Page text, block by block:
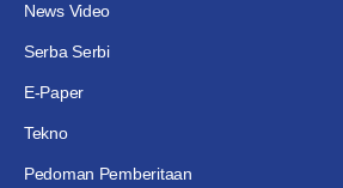
News Video
Serba Serbi
E-Paper
Tekno
Pedoman Pemberitaan